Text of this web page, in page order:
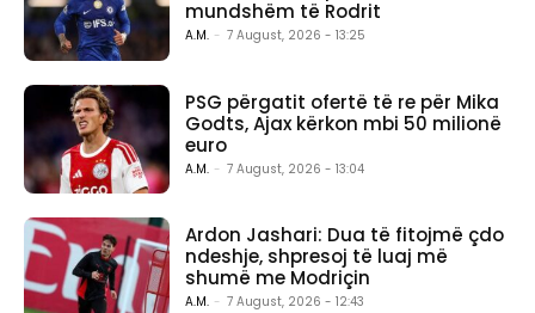
mundshëm të Rodrit
A.M. - 7 August, 2026 - 13:25
PSG përgatit ofertë të re për Mika
Godts, Ajax kërkon mbi 50 milionë
euro
A.M. - 7 August, 2026 - 13:04
Ardon Jashari: Dua të fitojmë çdo
ndeshje, shpresoj të luaj më
shumë me Modriçin
A.M. - 7 August, 2026 - 12:43